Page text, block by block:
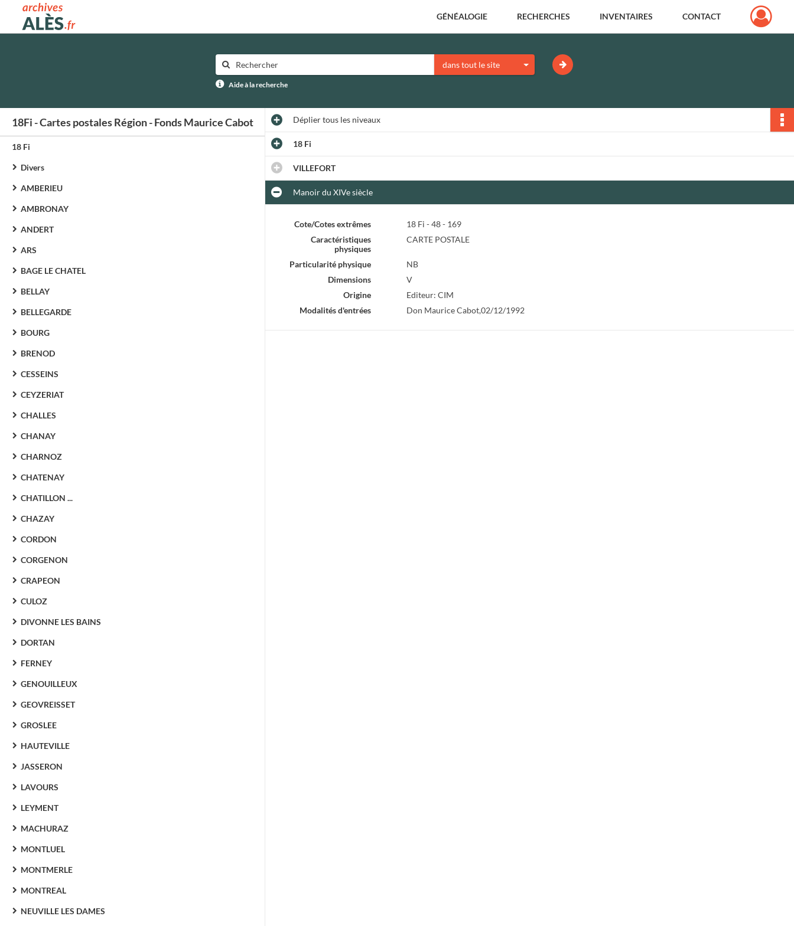
Archives municipales d'Alès GÉNÉALOGIE RECHERCHES INVENTAIRES CONTACT
dans tout le site
Aide à la recherche
18Fi - Cartes postales Région - Fonds Maurice Cabot
18 Fi
Divers
AMBERIEU
AMBRONAY
ANDERT
ARS
BAGE LE CHATEL
BELLAY
BELLEGARDE
BOURG
BRENOD
CESSEINS
CEYZERIAT
CHALLES
CHANAY
CHARNOZ
CHATENAY
CHATILLON ...
CHAZAY
CORDON
CORGENON
CRAPEON
CULOZ
DIVONNE LES BAINS
DORTAN
FERNEY
GENOUILLEUX
GEOVREISSET
GROSLEE
HAUTEVILLE
JASSERON
LAVOURS
LEYMENT
MACHURAZ
MONTLUEL
MONTMERLE
MONTREAL
NEUVILLE LES DAMES
Dépliertous les niveaux
18 Fi
VILLEFORT
Manoir du XIVe siècle
Cote/Cotes extrêmes
18 Fi - 48 - 169
Caractéristiques
physiques
CARTE POSTALE
Particularité physique
NB
Dimensions
V
Origine
Editeur: CIM
Modalités d'entrées
Don Maurice Cabot,02/12/1992